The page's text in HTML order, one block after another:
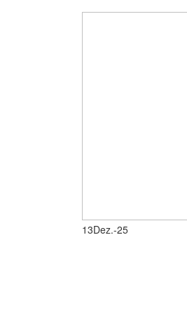
13Dez.-25